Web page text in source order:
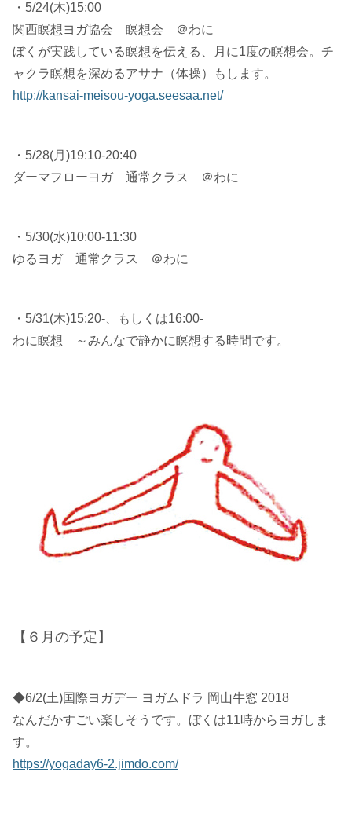
・5/24(木)15:00
関西瞑想ヨガ協会 瞑想会 ＠わに
ぼくが実践している瞑想を伝える、月に1度の瞑想会。チ
ャクラ瞑想を深めるアサナ（体操）もします。
http://kansai-meisou-yoga.seesaa.net/
・5/28(月)19:10-20:40
ダーマフローヨガ 通常クラス ＠わに
・5/30(水)10:00-11:30
ゆるヨガ 通常クラス ＠わに
・5/31(木)15:20-、もしくは16:00-
わに瞑想 ～みんなで静かに瞑想する時間です。
【６月の予定】
◆6/2(土)国際ヨガデー ヨガムドラ 岡山牛窓 2018
なんだかすごい楽しそうです。ぼくは11時からヨガしま
す。
https://yogaday6-2.jimdo.com/